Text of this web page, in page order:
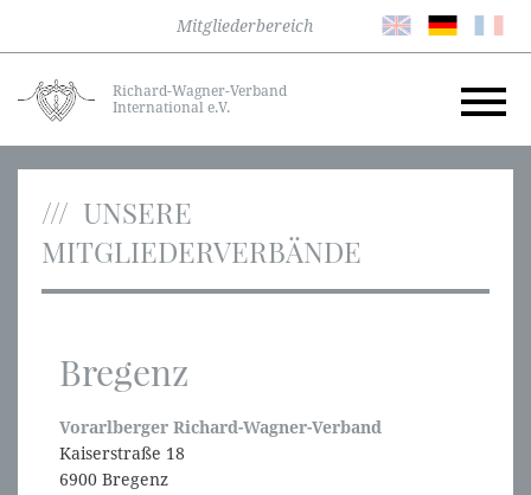
Mitgliederbereich
Richard-Wagner-Verband
International e.V.
UNSERE
MITGLIEDERVERBÄNDE
Bregenz
Vorarlberger Richard-Wagner-Verband
Kaiserstraße 18
6900 Bregenz